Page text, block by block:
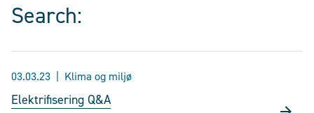
Search:
03.03.23 Klima og miljø
Elektrifisering Q&A